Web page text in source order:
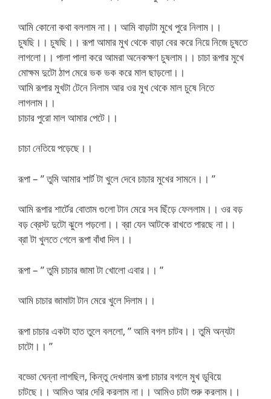
আমি কোনো কথা বললাম না।। আমি বাড়াটা মুখে পুরে নিলাম।।
চুষছি।। চুষছি।। রূপা আমার মুখ থেকে বাড়া বের করে নিয়ে নিজে চুষতে
লাগলো।। পালা পালা করে আমরা অনেকক্ষণ চুষলাম।। চাচা রূপার মুখে
মোক্ষম দুটো ঠাপ মেরে ভক ভক করে মাল ছাড়লো।।
আমি রূপার মুখটা টেনে নিলাম আর ওর মুখ থেকে মাল চুষে নিতে
লাগলাম।।
চাচার পুরো মাল আমার পেটে।।
চাচা নেতিয়ে পড়েছে।।
রূপা – ” তুমি আমার শার্ট টা খুলে দেবে চাচার মুখের সামনে।। ”
আমি রূপার শার্টের বোতাম গুলো টান মেরে সব ছিঁড়ে ফেললাম।। ওর বড়
বড় ব্রেস্ট দুটো ঝুলে পড়লো।। ব্রা যেন আটকে রাখতে পারছে না।।
ব্রা টা খুলতে গেলে রূপা বাঁধা দিল।।
রূপা – ” তুমি চাচার জামা টা খোলো এবার।। ”
আমি চাচার জামাটা টান মেরে খুলে দিলাম।।
রূপা চাচার একটা হাত তুলে বললো, ” আমি বগল চাটব।। তুমি অন্যটা
চাটো।। ”
বড্ডো ঘেন্না লাগছিল, কিন্তু দেখলাম রূপা চাচার বগলে মুখ ডুবিয়ে
চাটছে।। আমিও আর দেরি করলাম না।। আমিও চাটা শুরু করলাম।।